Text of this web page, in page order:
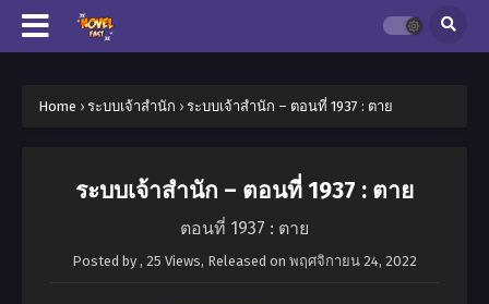
Home › ระบบเจ้าสำนัก › ระบบเจ้าสำนัก – ตอนที่ 1937 : ตาย
ระบบเจ้าสำนัก – ตอนที่ 1937 : ตาย
ตอนที่ 1937 : ตาย
Posted by , 25 Views, Released on พฤศจิกายน 24, 2022